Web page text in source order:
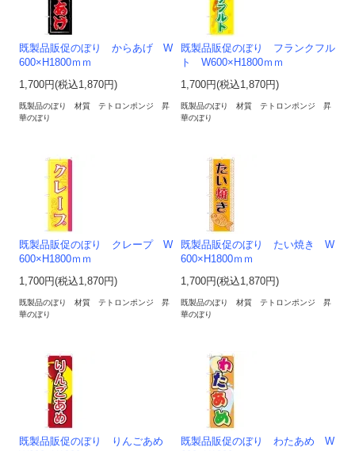
既製品販促のぼり からあげ W
600×H1800ｍｍ
1,700円(税込1,870円)
既製品のぼり 材質 テトロンポンジ 昇
華のぼり
既製品販促のぼり フランクフル
ト W600×H1800ｍｍ
1,700円(税込1,870円)
既製品のぼり 材質 テトロンポンジ 昇
華のぼり
既製品販促のぼり クレープ W
600×H1800ｍｍ
1,700円(税込1,870円)
既製品のぼり 材質 テトロンポンジ 昇
華のぼり
既製品販促のぼり たい焼き W
600×H1800ｍｍ
1,700円(税込1,870円)
既製品のぼり 材質 テトロンポンジ 昇
華のぼり
既製品販促のぼり りんごあめ
既製品販促のぼり わたあめ W